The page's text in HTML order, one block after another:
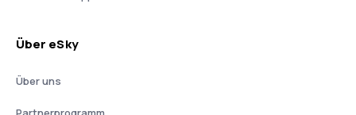
Über eSky
Über uns